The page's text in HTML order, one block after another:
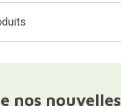
nos nouvelles